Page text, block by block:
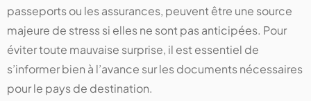
passeports ou les assurances, peuvent être une source
majeure de stress si elles ne sont pas anticipées. Pour
éviter toute mauvaise surprise, il est essentiel de
s’informer bien à l’avance sur les documents nécessaires
pour le pays de destination.